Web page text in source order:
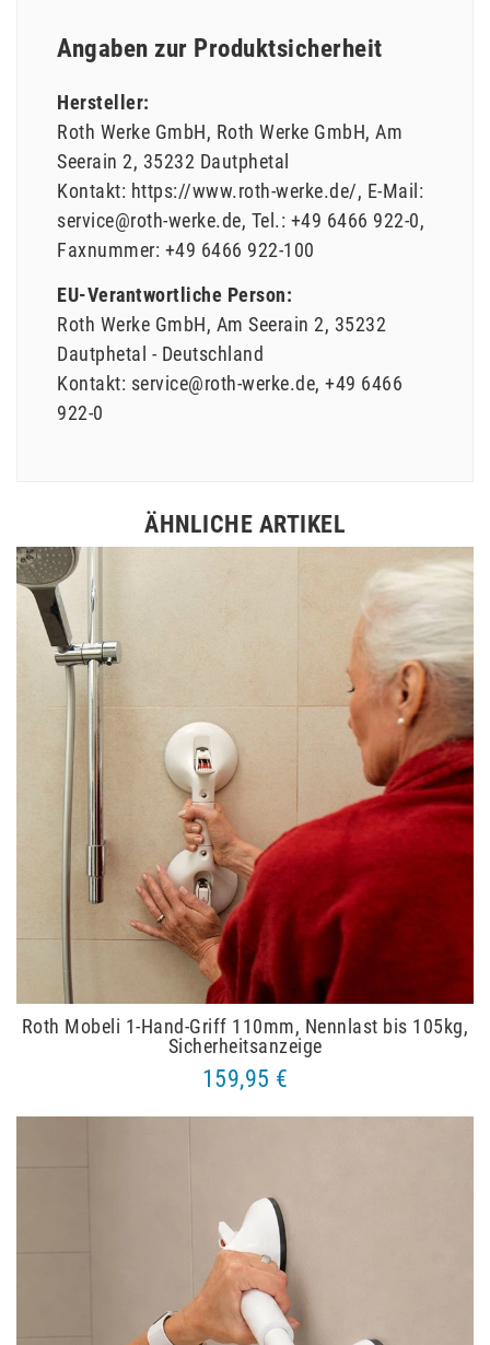
Angaben zur Produktsicherheit
Hersteller:
Roth Werke GmbH Roth Werke GmbH Am
Seerain 2 35232 Dautphetal
Kontakt: https://www.roth-werke.de/ E-Mail:
service@roth-werke.de Tel.: +49 6466 922-0
Faxnummer: +49 6466 922-100
EU-Verantwortliche Person:
Roth Werke GmbH Am Seerain 2 35232
Dautphetal
Deutschland
Kontakt: service@roth-werke.de +49 6466
922-0
ÄHNLICHE ARTIKEL
Roth Mobeli 1-Hand-Griff 110mm, Nennlast bis 105kg,
Sicherheitsanzeige
159,95 €